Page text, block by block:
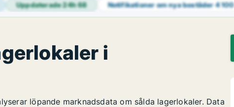
Uppdaterade 24h68 Notifikationer om nya bostäder4 100
i
löpande marknadsdata om sålda lagerlokaler. Data